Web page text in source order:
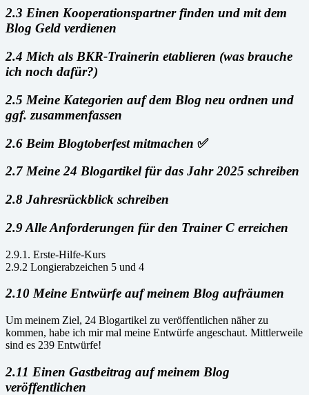
2.3 Einen Kooperationspartner finden und mit dem
Blog Geld verdienen
2.4 Mich als BKR-Trainerin etablieren (was brauche
ich noch dafür?)
2.5 Meine Kategorien auf dem Blog neu ordnen und
ggf. zusammenfassen
2.6 Beim Blogtoberfest mitmachen ✅
2.7 Meine 24 Blogartikel für das Jahr 2025 schreiben
2.8 Jahresrückblick schreiben
2.9 Alle Anforderungen für den Trainer C erreichen
2.9.1. Erste-Hilfe-Kurs
2.9.2 Longierabzeichen 5 und 4
2.10 Meine Entwürfe auf meinem Blog aufräumen
Um meinem Ziel, 24 Blogartikel zu veröffentlichen näher zu
kommen, habe ich mir mal meine Entwürfe angeschaut. Mittlerweile
sind es 239 Entwürfe!
2.11 Einen Gastbeitrag auf meinem Blog
veröffentlichen